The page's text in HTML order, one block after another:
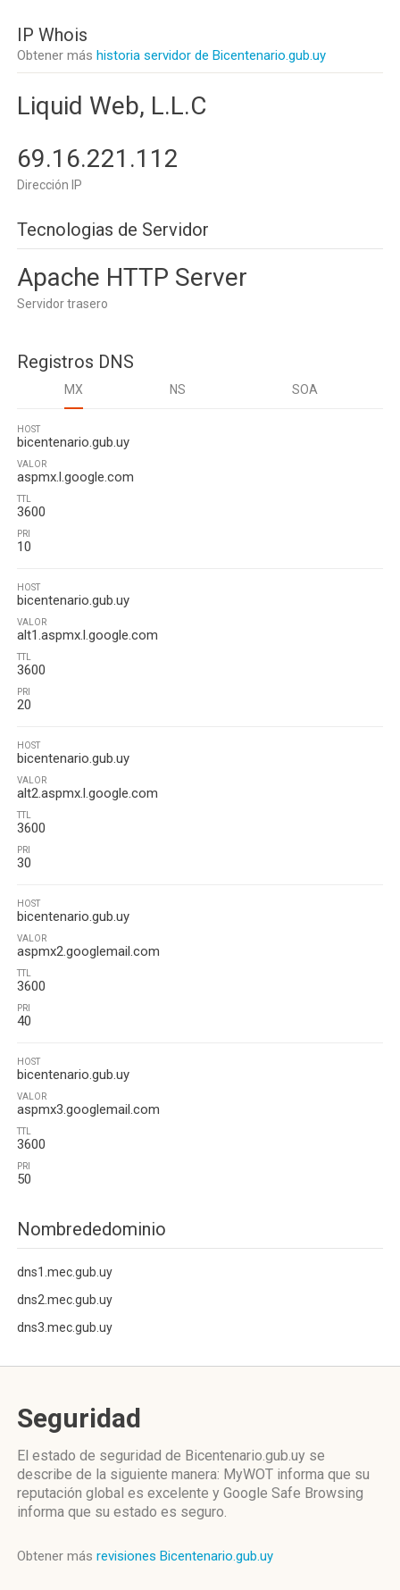
IP Whois
Obtener más historia servidor de Bicentenario.gub.uy
Liquid Web, L.L.C
69.16.221.112
Dirección IP
Tecnologias de Servidor
Apache HTTP Server
Servidor trasero
Registros DNS
MX NS SOA
HOST
bicentenario.gub.uy
VALOR
aspmx.l.google.com
TTL
3600
PRI
10
HOST
bicentenario.gub.uy
VALOR
alt1.aspmx.l.google.com
TTL
3600
PRI
20
HOST
bicentenario.gub.uy
VALOR
alt2.aspmx.l.google.com
TTL
3600
PRI
30
HOST
bicentenario.gub.uy
VALOR
aspmx2.googlemail.com
TTL
3600
PRI
40
HOST
bicentenario.gub.uy
VALOR
aspmx3.googlemail.com
TTL
3600
PRI
50
Nombrededominio
dns1.mec.gub.uy
dns2.mec.gub.uy
dns3.mec.gub.uy
Seguridad
El estado de seguridad de Bicentenario.gub.uy se
describe de la siguiente manera: MyWOT informa que su
reputación global es excelente y Google Safe Browsing
informa que su estado es seguro.
Obtener más revisiones Bicentenario.gub.uy